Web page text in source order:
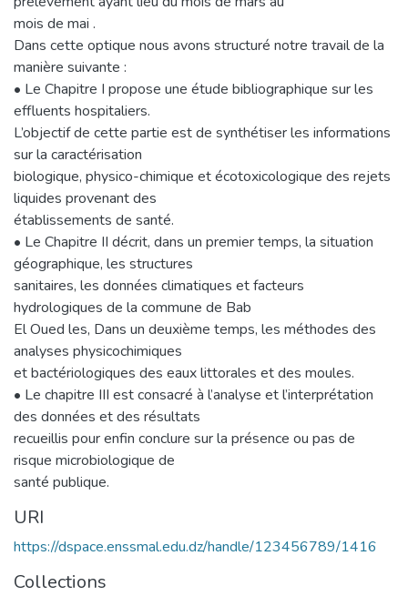
mois de mai .
Dans cette optique nous avons structuré notre travail de la
manière suivante :
• Le Chapitre I propose une étude bibliographique sur les
effluents hospitaliers.
L’objectif de cette partie est de synthétiser les informations
sur la caractérisation
biologique, physico-chimique et écotoxicologique des rejets
liquides provenant des
établissements de santé.
• Le Chapitre II décrit, dans un premier temps, la situation
géographique, les structures
sanitaires, les données climatiques et facteurs
hydrologiques de la commune de Bab
El Oued les, Dans un deuxième temps, les méthodes des
analyses physicochimiques
et bactériologiques des eaux littorales et des moules.
• Le chapitre III est consacré à l’analyse et l’interprétation
des données et des résultats
recueillis pour enfin conclure sur la présence ou pas de
risque microbiologique de
santé publique.
URI
https://dspace.enssmal.edu.dz/handle/123456789/1416
Collections